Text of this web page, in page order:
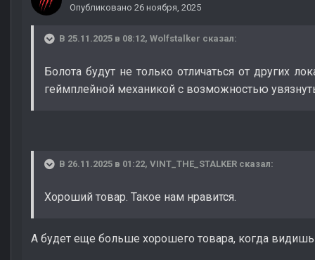
Опубликовано 26 ноября, 2025
В 25.11.2025 в 08:12, Wolfstalker сказал:
Болота будут не только отличаться от других
геймплейной механикой с возможностью
В 26.11.2025 в 01:22, VINT_THE_STALKER сказал:
Хороший товар. Такое нам нравится.
А будет еще больше хорошего товара, когда видишь